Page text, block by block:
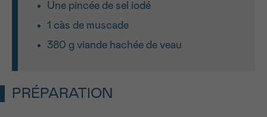
Une pincée de sel iodé
1 càs de muscade
380 g viande hachée de veau
PRÉPARATION